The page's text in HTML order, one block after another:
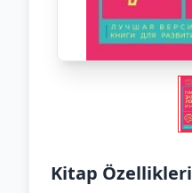
Kitap Özellikleri